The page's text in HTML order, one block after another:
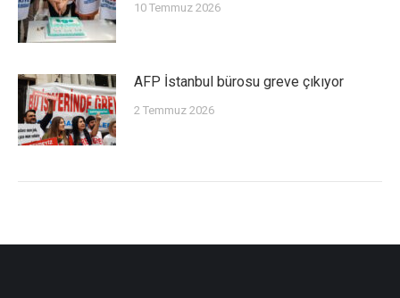
10 Temmuz 2026
AFP İstanbul bürosu greve çıkıyor
2 Temmuz 2026